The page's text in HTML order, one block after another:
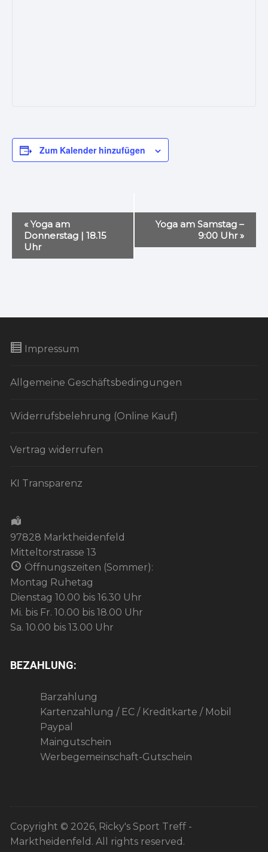
Zum Kalender hinzufügen
t
a
l
u
g
N
v
g
a
t
i
o
n
«Yoga am
Donnerstag | 18.15
Uhr
Yoga am Samstag –
9:00 Uhr»
Impressum
Allgemeine Geschäftsbedingungen
Widerrufsbelehrung (Online Kauf)
Vertrag widerrufen
KI Transparenz
97828 Marktheidenfeld
Mitteltorstrasse 13
Öffnungszeiten (Sommer):
Montag Ruhetag
Dienstag 10.00 bis 16.30 Uhr
Mi. bis Fr. 10.00 bis 18.00 Uhr
Sa. 10.00 bis 13.00 Uhr
BEZAHLUNG:
Barzahlung
Kartenzahlung / EC / Kreditkarte / Mobil
Paypal
Maingutschein
Werbegemeinschaft-Gutschein
Copyright © 2026, Ricky's Sport Treff -
Marktheidenfeld. All rights reserved.